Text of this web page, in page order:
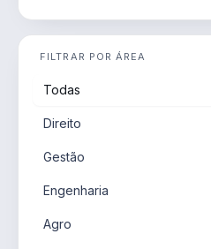
FILTRAR POR ÁREA
Todas
Direito
Gestão
Engenharia
Agro